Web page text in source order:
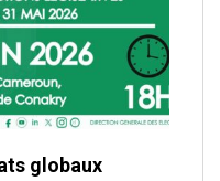
globaux